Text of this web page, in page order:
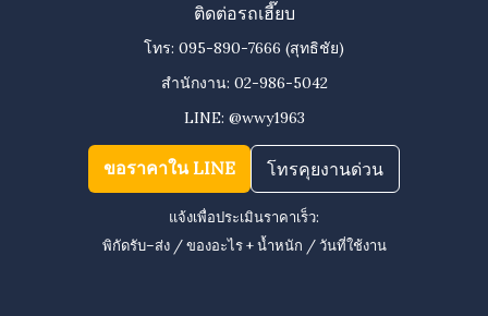
ติดต่อรถเฮี๊ยบ
โทร: 095-890-7666 (สุทธิชัย)
สำนักงาน: 02-986-5042
LINE: @wwy1963
ขอราคาใน LINE โทรคุยงานด่วน
แจ้งเพื่อประเมินราคาเร็ว:
พิกัดรับ–ส่ง / ของอะไร + น้ำหนัก / วันที่ใช้งาน